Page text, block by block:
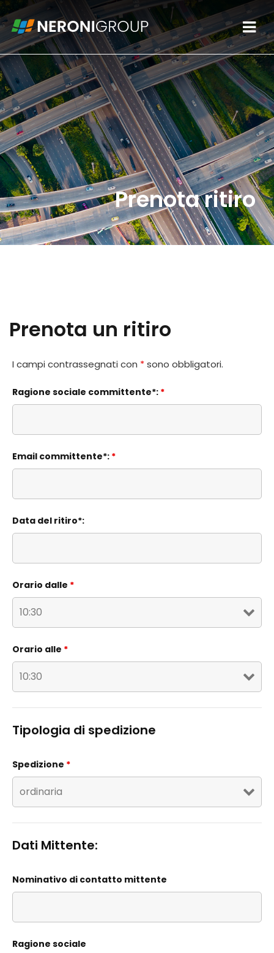
Prenota ritiro
Prenota un ritiro
I campi contrassegnati con *sono obbligatori.
Ragione sociale committente*: *
Email committente*: *
Data del ritiro*:
Orario dalle *
Orario alle *
Tipologia di spedizione
Spedizione *
Dati Mittente:
Nominativo di contatto mittente
Ragione sociale